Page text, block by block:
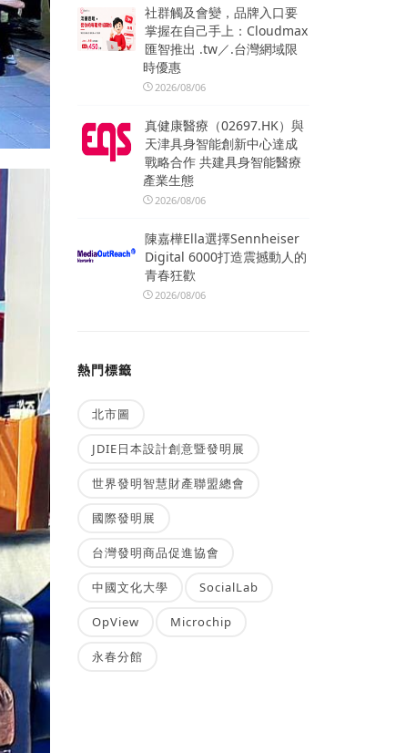
社群觸及會變，品牌入口要
掌握在自己手上：Cloudmax
匯智推出 .tw／.台灣網域限
時優惠
2026/08/06
真健康醫療（02697.HK）與
天津具身智能創新中心達成
戰略合作 共建具身智能醫療
產業生態
2026/08/06
陳嘉樺Ella選擇Sennheiser
Digital 6000打造震撼動人的
青春狂歡
2026/08/06
熱門標籤
北市圖
JDIE日本設計創意暨發明展
世界發明智慧財產聯盟總會
國際發明展
台灣發明商品促進協會
中國文化大學 SocialLab
OpView Microchip
永春分館